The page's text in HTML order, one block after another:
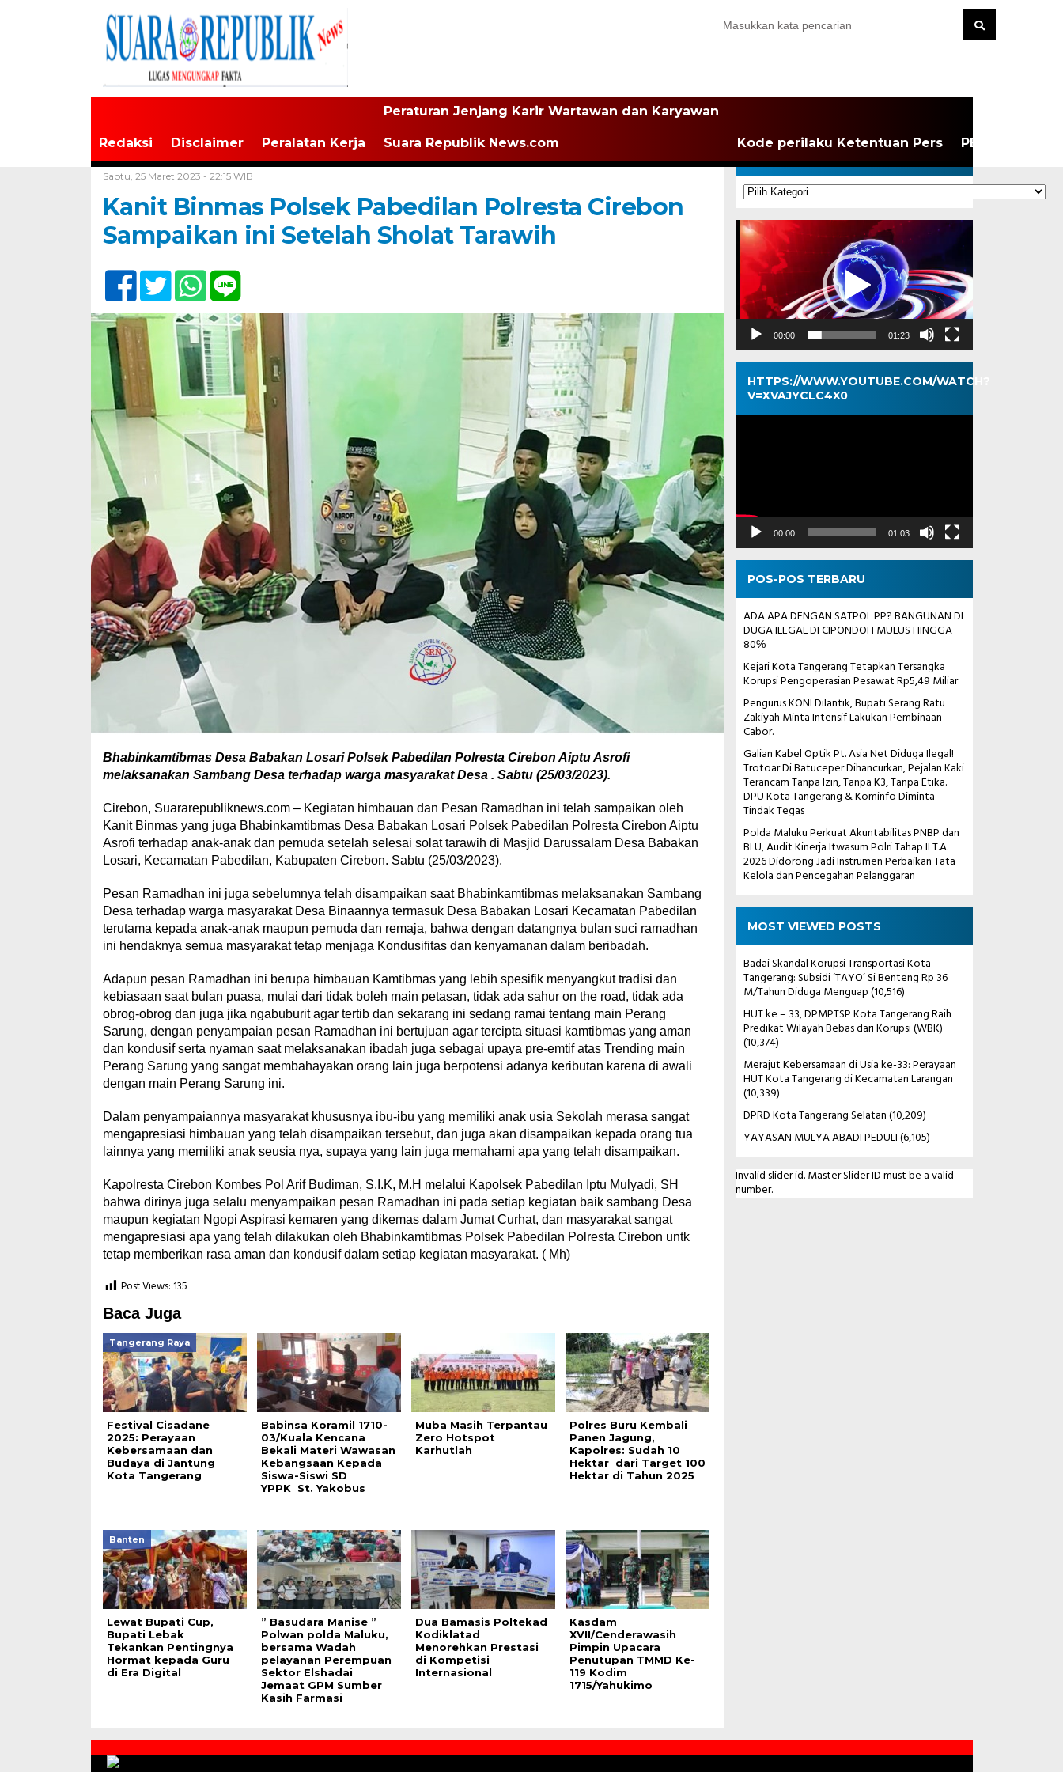
Redaksi Disclaimer Peralatan Kerja
Peraturan Jenjang Karir Wartawan dan Karyawan
Suara Republik News.com Kode perilaku Ketentuan Pers PEDOMAN
Sabtu, 25 Maret 2023 - 22:15 WIB
Kanit Binmas Polsek Pabedilan Polresta Cirebon
Sampaikan ini Setelah Sholat Tarawih
Bhabinkamtibmas Desa Babakan Losari Polsek Pabedilan Polresta Cirebon Aiptu Asrofi
melaksanakan Sambang Desa terhadap warga masyarakat Desa . Sabtu (25/03/2023).
Cirebon, Suararepubliknews.com – Kegiatan himbauan dan Pesan Ramadhan ini telah sampaikan oleh
Kanit Binmas yang juga Bhabinkamtibmas Desa Babakan Losari Polsek Pabedilan Polresta Cirebon Aiptu
Asrofi terhadap anak-anak dan pemuda setelah selesai solat tarawih di Masjid Darussalam Desa Babakan
Losari, Kecamatan Pabedilan, Kabupaten Cirebon. Sabtu (25/03/2023).
Pesan Ramadhan ini juga sebelumnya telah disampaikan saat Bhabinkamtibmas melaksanakan Sambang
Desa terhadap warga masyarakat Desa Binaannya termasuk Desa Babakan Losari Kecamatan Pabedilan
terutama kepada anak-anak maupun pemuda dan remaja, bahwa dengan datangnya bulan suci ramadhan
ini hendaknya semua masyarakat tetap menjaga Kondusifitas dan kenyamanan dalam beribadah.
Adapun pesan Ramadhan ini berupa himbauan Kamtibmas yang lebih spesifik menyangkut tradisi dan
kebiasaan saat bulan puasa, mulai dari tidak boleh main petasan, tidak ada sahur on the road, tidak ada
obrog-obrog dan juga jika ngabuburit agar tertib dan sekarang ini sedang ramai tentang main Perang
Sarung, dengan penyampaian pesan Ramadhan ini bertujuan agar tercipta situasi kamtibmas yang aman
dan kondusif serta nyaman saat melaksanakan ibadah juga sebagai upaya pre-emtif atas Trending main
Perang Sarung yang sangat membahayakan orang lain juga berpotensi adanya keributan karena di awali
dengan main Perang Sarung ini.
Dalam penyampaiannya masyarakat khususnya ibu-ibu yang memiliki anak usia Sekolah merasa sangat
mengapresiasi himbauan yang telah disampaikan tersebut, dan juga akan disampaikan kepada orang tua
lainnya yang memiliki anak seusia nya, supaya yang lain juga memahami apa yang telah disampaikan.
Kapolresta Cirebon Kombes Pol Arif Budiman, S.I.K, M.H melalui Kapolsek Pabedilan Iptu Mulyadi, SH
bahwa dirinya juga selalu menyampaikan pesan Ramadhan ini pada setiap kegiatan baik sambang Desa
maupun kegiatan Ngopi Aspirasi kemaren yang dikemas dalam Jumat Curhat, dan masyarakat sangat
mengapresiasi apa yang telah dilakukan oleh Bhabinkamtibmas Polsek Pabedilan Polresta Cirebon untk
tetap memberikan rasa aman dan kondusif dalam setiap kegiatan masyarakat. ( Mh)
Post Views: 135
Baca Juga
Tangerang Raya
Festival Cisadane
2025: Perayaan
Kebersamaan dan
Budaya di Jantung
Kota Tangerang
Babinsa Koramil 1710-
03/Kuala Kencana
Bekali Materi Wawasan
Kebangsaan Kepada
Siswa-Siswi SD
YPPK St. Yakobus
Muba Masih Terpantau
Zero Hotspot
Karhutlah
Polres Buru Kembali
Panen Jagung,
Kapolres: Sudah 10
Hektar dari Target 100
Hektar di Tahun 2025
Banten
Lewat Bupati Cup,
Bupati Lebak
Tekankan Pentingnya
Hormat kepada Guru
di Era Digital
” Basudara Manise ”
Polwan polda Maluku,
bersama Wadah
pelayanan Perempuan
Sektor Elshadai
Jemaat GPM Sumber
Kasih Farmasi
Dua Bamasis Poltekad
Kodiklatad
Menorehkan Prestasi
di Kompetisi
Internasional
Kasdam
XVII/Cenderawasih
Pimpin Upacara
Penutupan TMMD Ke-
119 Kodim
1715/Yahukimo
KATEGORI
Kategori
Pemutar
Video
00:00 01:23
HTTPS://WWW.YOUTUBE.COM/WATCH?
V=XVAJYCLC4X0
Pemutar
00:00 01:03
POS-POS TERBARU
ADA APA DENGAN SATPOL PP? BANGUNAN DI
DUGA ILEGAL DI CIPONDOH MULUS HINGGA
80℅
Kejari Kota Tangerang Tetapkan Tersangka
Korupsi Pengoperasian Pesawat Rp5,49 Miliar
Pengurus KONI Dilantik, Bupati Serang Ratu
Zakiyah Minta Intensif Lakukan Pembinaan
Cabor.
Galian Kabel Optik Pt. Asia Net Diduga Ilegal!
Trotoar Di Batuceper Dihancurkan, Pejalan Kaki
Terancam Tanpa Izin, Tanpa K3, Tanpa Etika.
DPU Kota Tangerang & Kominfo Diminta
Tindak Tegas
Polda Maluku Perkuat Akuntabilitas PNBP dan
BLU, Audit Kinerja Itwasum Polri Tahap II T.A.
2026 Didorong Jadi Instrumen Perbaikan Tata
Kelola dan Pencegahan Pelanggaran
MOST VIEWED POSTS
Badai Skandal Korupsi Transportasi Kota
Tangerang: Subsidi ‘TAYO’ Si Benteng Rp 36
M/Tahun Diduga Menguap(10,516)
HUT ke – 33, DPMPTSP Kota Tangerang Raih
Predikat Wilayah Bebas dari Korupsi (WBK)
(10,374)
Merajut Kebersamaan di Usia ke-33: Perayaan
HUT Kota Tangerang di Kecamatan Larangan
(10,339)
DPRD Kota Tangerang Selatan(10,209)
YAYASAN MULYA ABADI PEDULI(6,105)
Invalid slider id. Master Slider ID must be a valid
number.